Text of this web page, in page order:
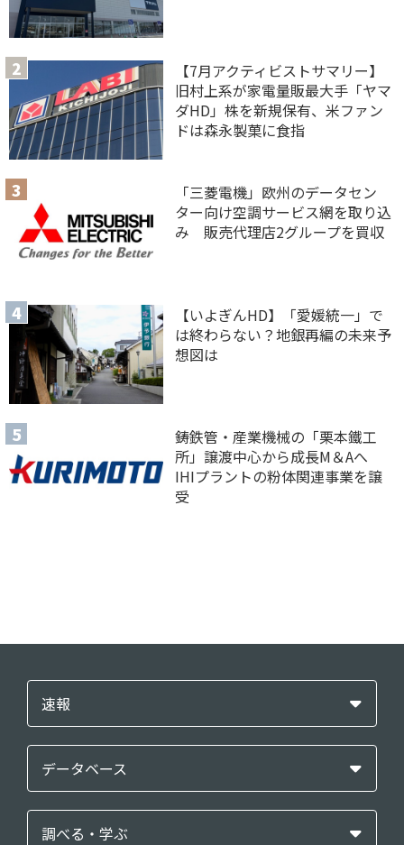
【7月アクティビストサマリー】
旧村上系が家電量販最大手「ヤマ
ダHD」株を新規保有、米ファン
ドは森永製菓に食指
「三菱電機」欧州のデータセン
ター向け空調サービス網を取り込
み 販売代理店2グループを買収
【いよぎんHD】「愛媛統一」で
は終わらない？地銀再編の未来予
想図は
鋳鉄管・産業機械の「栗本鐵工
所」譲渡中心から成長M＆Aへ
IHIプラントの粉体関連事業を譲
受
速報
データベース
調べる・学ぶ